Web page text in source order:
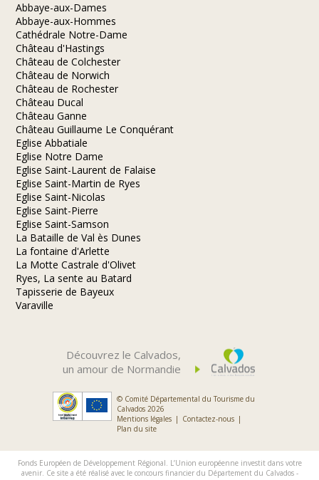
Abbaye-aux-Dames
Abbaye-aux-Hommes
Cathédrale Notre-Dame
Château d'Hastings
Château de Colchester
Château de Norwich
Château de Rochester
Château Ducal
Château Ganne
Château Guillaume Le Conquérant
Eglise Abbatiale
Eglise Notre Dame
Eglise Saint-Laurent de Falaise
Eglise Saint-Martin de Ryes
Eglise Saint-Nicolas
Eglise Saint-Pierre
Eglise Saint-Samson
La Bataille de Val ès Dunes
La fontaine d'Arlette
La Motte Castrale d'Olivet
Ryes, La sente au Batard
Tapisserie de Bayeux
Varaville
Découvrez le Calvados,
un amour de Normandie
© Comité Départemental du Tourisme du
Calvados 2026
Mentions légales
Contactez-nous
Plan du site
Fonds Européen de Développement Régional. L’Union européenne investit dans votre
avenir. Ce site a été réalisé avec le concours financier du Département du Calvados -